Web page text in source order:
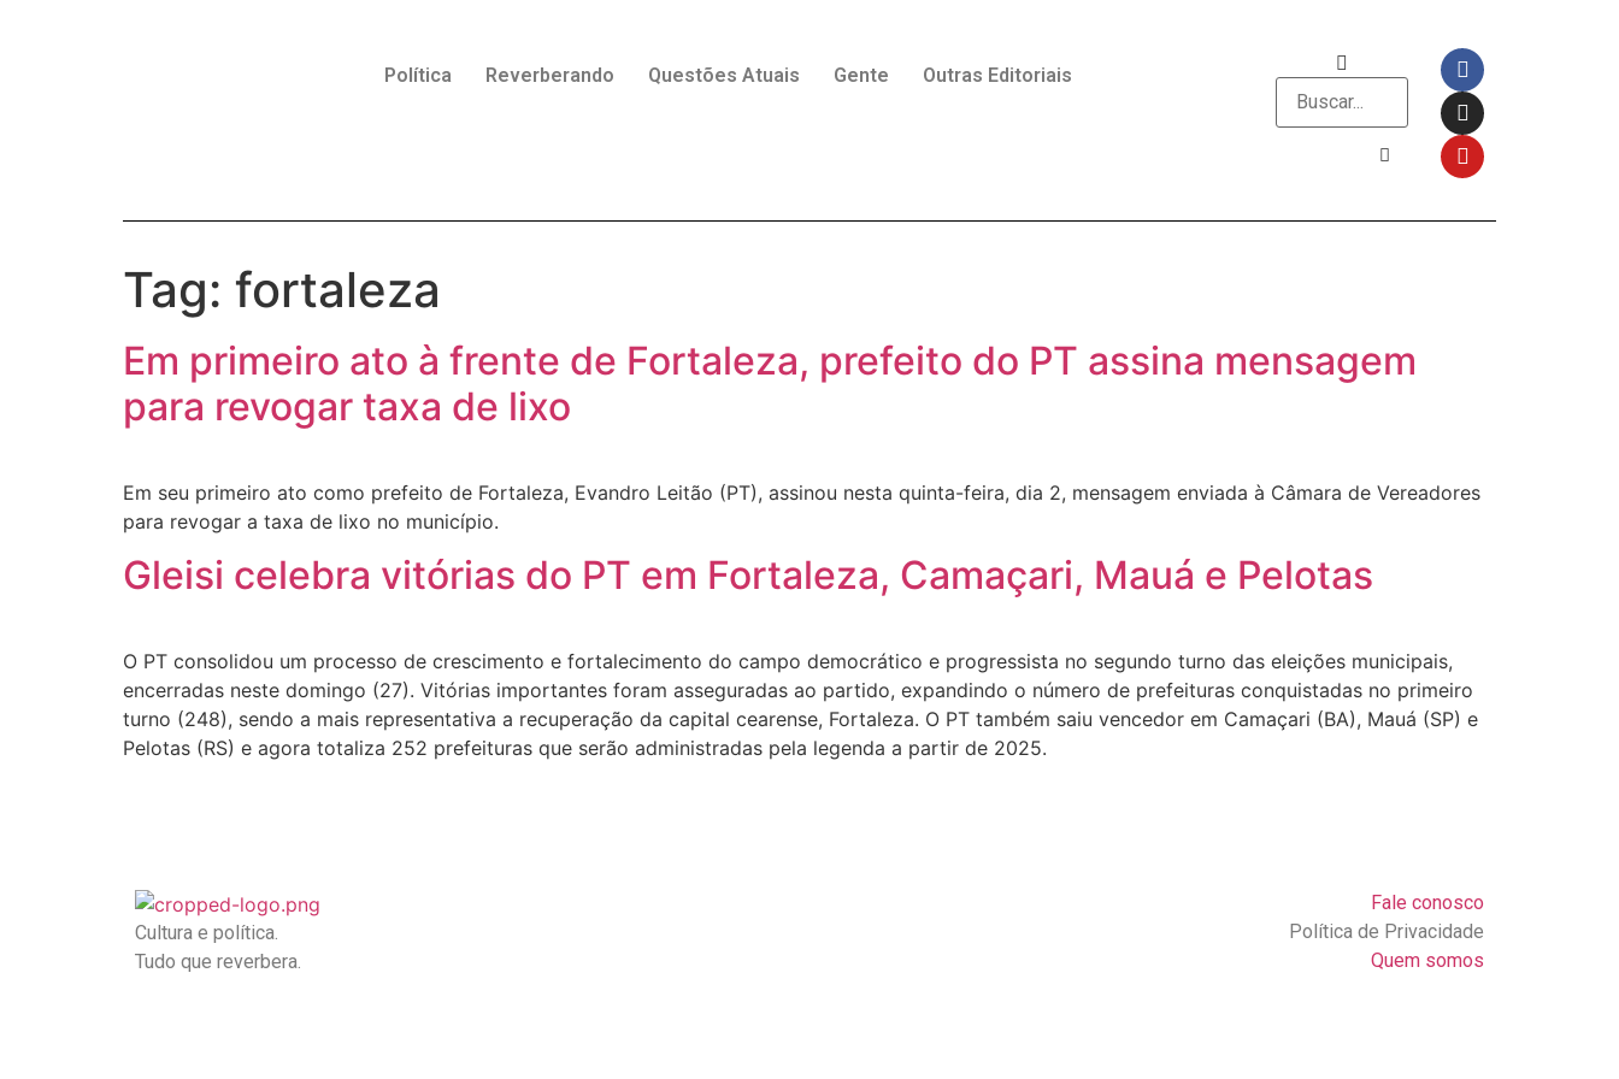
Política Reverberando Questões Atuais Gente Outras Editoriais
Tag: fortaleza
Em primeiro ato à frente de Fortaleza, prefeito do PT assina mensagem
para revogar taxa de lixo
Em seu primeiro ato como prefeito de Fortaleza, Evandro Leitão (PT), assinou nesta quinta-feira, dia 2, mensagem enviada à Câmara de Vereadores
para revogar a taxa de lixo no município.
Gleisi celebra vitórias do PT em Fortaleza, Camaçari, Mauá e Pelotas
O PT consolidou um processo de crescimento e fortalecimento do campo democrático e progressista no segundo turno das eleições municipais,
encerradas neste domingo (27). Vitórias importantes foram asseguradas ao partido, expandindo o número de prefeituras conquistadas no primeiro
turno (248), sendo a mais representativa a recuperação da capital cearense, Fortaleza. O PT também saiu vencedor em Camaçari (BA), Mauá (SP) e
Pelotas (RS) e agora totaliza 252 prefeituras que serão administradas pela legenda a partir de 2025.
Cultura e política.
Tudo que reverbera.
Fale conosco
Política de Privacidade
Quem somos